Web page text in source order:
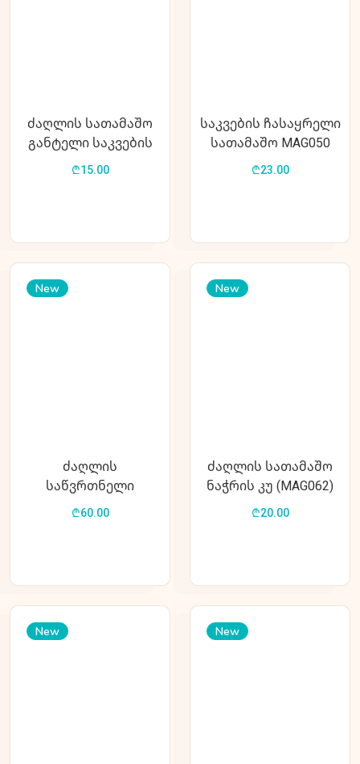
ძაღლის სათამაშო
განტელი საკვების
ჩასადებით (MAG060)
₾15.00
საკვების ჩასაყრელი
სათამაშო MAG050
₾23.00
New
ძაღლის
საწვრთნელი
სათამაშო MAG035
₾60.00
New
ძაღლის სათამაშო
ნაჭრის კუ (MAG062)
₾20.00
New New